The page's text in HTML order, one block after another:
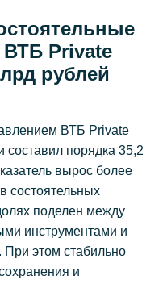
Private
рублей
ВТБ Private
составил порядка 35,2
вырос более
состоятельных
поделен между
инструментами и
этом стабильно
и